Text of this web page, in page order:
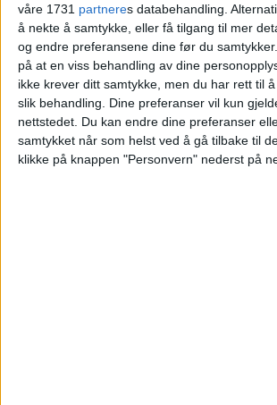
våre 1731 partneres databehandling.
å nekte å samtykke, eller få tilgang til mer
og endre preferansene dine før du samtykker.
på at en viss behandling av dine
ikke krever ditt samtykke, men du har rett til
slik behandling. Dine preferanser vil kun
nettstedet. Du kan endre dine preferanser
samtykket når som helst ved å gå tilbake til
klikke på knappen "Personvern" nederst på
Det borgerlige byrådet
bedre
Vanskelig å få øye på